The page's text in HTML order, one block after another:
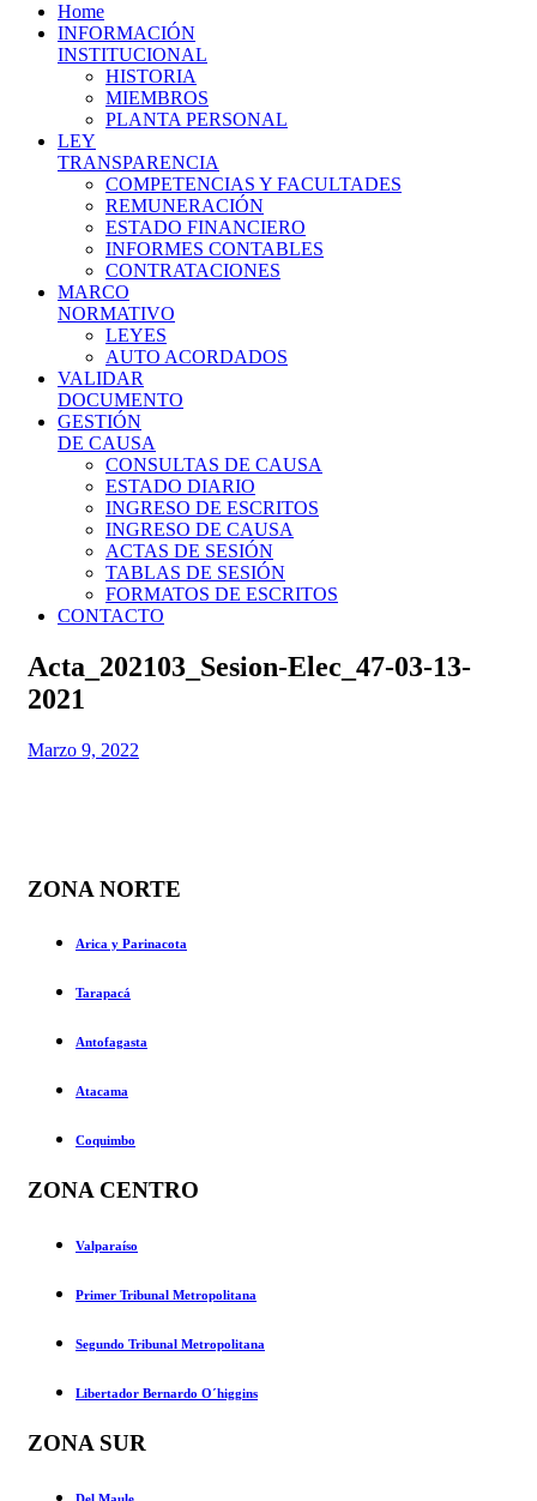
Home
INFORMACIÓN
INSTITUCIONAL
HISTORIA
MIEMBROS
PLANTA PERSONAL
LEY
TRANSPARENCIA
COMPETENCIAS Y FACULTADES
REMUNERACIÓN
ESTADO FINANCIERO
INFORMES CONTABLES
CONTRATACIONES
MARCO
NORMATIVO
LEYES
AUTO ACORDADOS
VALIDAR
DOCUMENTO
GESTIÓN
DE CAUSA
CONSULTAS DE CAUSA
ESTADO DIARIO
INGRESO DE ESCRITOS
INGRESO DE CAUSA
ACTAS DE SESIÓN
TABLAS DE SESIÓN
FORMATOS DE ESCRITOS
CONTACTO
Acta_202103_Sesion-Elec_47-03-13-
2021
Marzo 9, 2022
ZONA NORTE
Arica y Parinacota
Tarapacá
Antofagasta
Atacama
Coquimbo
ZONA CENTRO
Valparaíso
Primer Tribunal Metropolitana
Segundo Tribunal Metropolitana
Libertador Bernardo O´higgins
ZONA SUR